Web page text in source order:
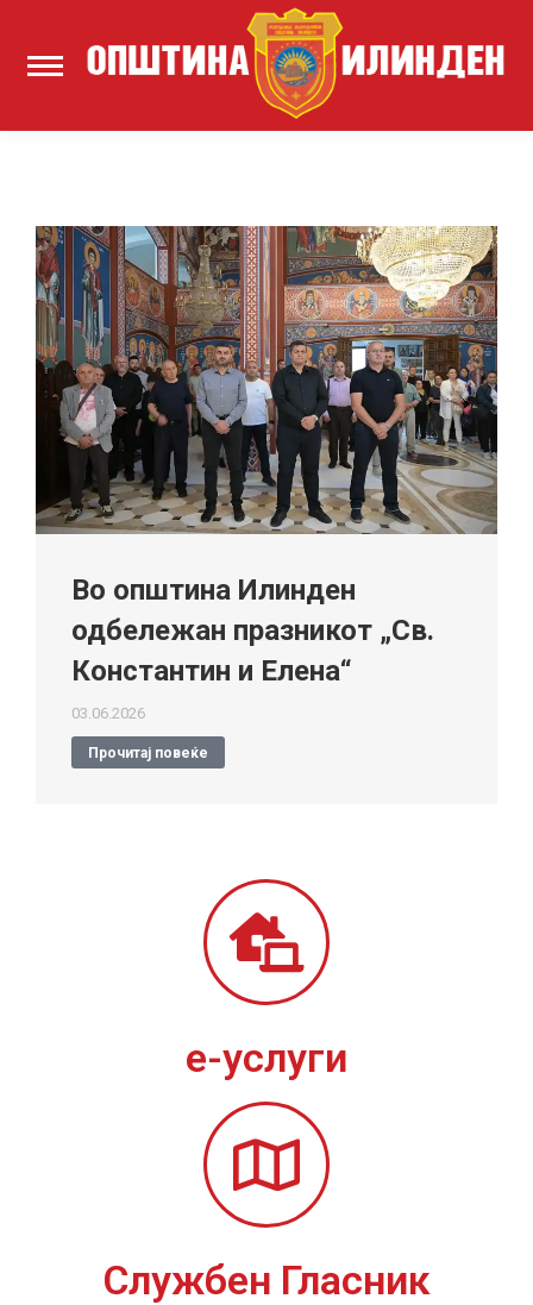
Во општина Илинден
одбележан празникот „Св.
Константин и Елена“
03.06.2026
Прочитај повеќе
е-услуги
Службен Гласник